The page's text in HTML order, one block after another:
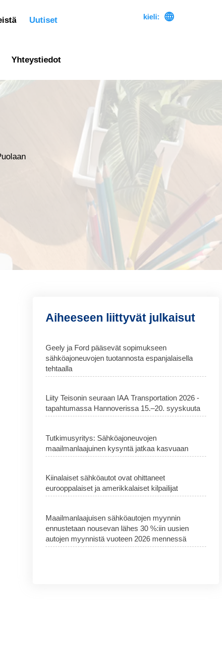
Uutiset
Yhteystiedot
kieli: 
Aiheeseen liittyvät julkaisut
Geely ja Ford pääsevät sopimukseen
sähköajoneuvojen tuotannosta espanjalaisella
tehtaalla
Liity Teisonin seuraan IAA Transportation 2026 -
tapahtumassa Hannoverissa 15.–20. syyskuuta
Tutkimusyritys: Sähköajoneuvojen
maailmanlaajuinen kysyntä jatkaa kasvuaan
Kiinalaiset sähköautot ovat ohittaneet
eurooppalaiset ja amerikkalaiset kilpailijat
Maailmanlaajuisen sähköautojen myynnin
ennustetaan nousevan lähes 30 %:iin uusien
autojen myynnistä vuoteen 2026 mennessä